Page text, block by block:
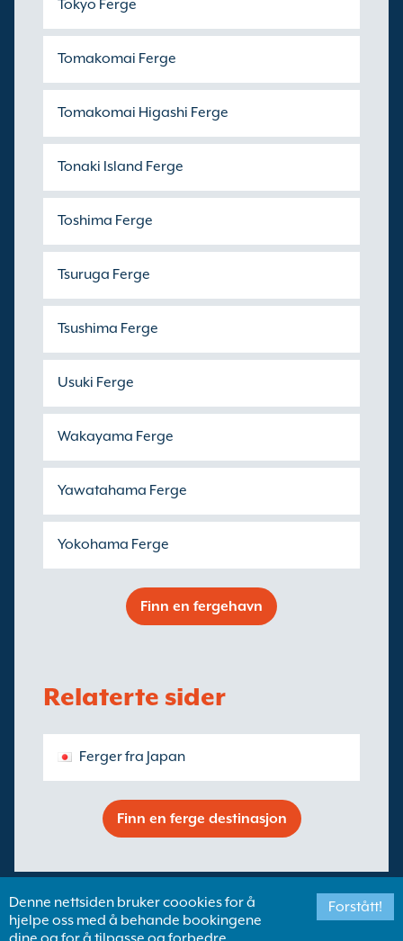
Tokyo Ferge
Tomakomai Ferge
Tomakomai Higashi Ferge
Tonaki Island Ferge
Toshima Ferge
Tsuruga Ferge
Tsushima Ferge
Usuki Ferge
Wakayama Ferge
Yawatahama Ferge
Yokohama Ferge
Finn en fergehavn
Relaterte sider
Ferger fra Japan
Finn en ferge destinasjon
Denne nettsiden bruker coookies for å
hjelpe oss med å behande bookingene
Forstått!